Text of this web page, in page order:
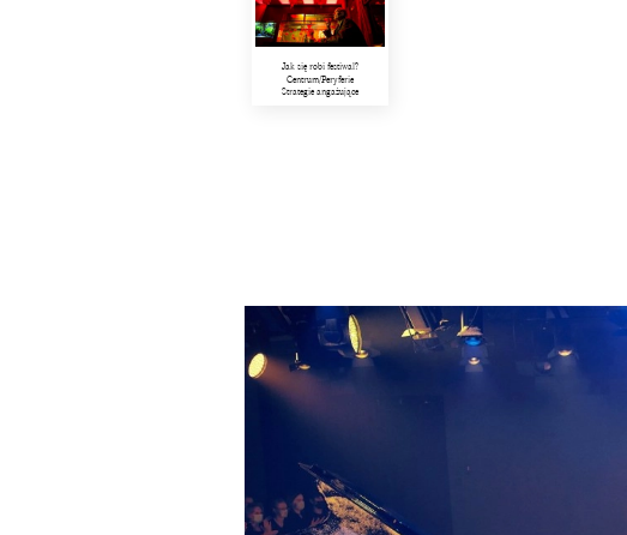
Jak się robi festiwal?
Centrum/Peryferie
Strategie angażujące